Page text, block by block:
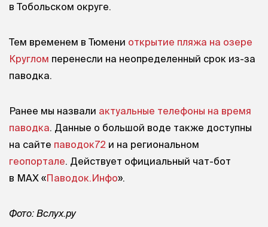
в Тобольском округе.
Тем временем в Тюмени открытие пляжа на озере
Круглом перенесли на неопределенный срок из-за
паводка.
Ранее мы назвали актуальные телефоны на время
паводка. Данные о большой воде также доступны
на сайте паводок72 и на региональном
геопортале. Действует официальный чат-бот
в МАХ «Паводок.Инфо».
Фото: Вслух.ру